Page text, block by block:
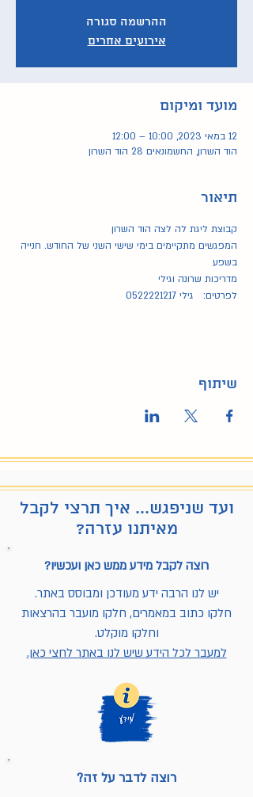
ההרשמה סגורה
אירועים אחרים
מועד ומיקום
12 במאי 2023, 10:00 – 12:00
הוד השרון, החשמונאים 28 הוד השרון
תיאור
קבוצת ליגת לה לצה הוד השרון
המפגשים מתקיימים בימי שישי השני של החודש. חנייה
בשפע
מדריכות שרונה וגילי
לפרטים:   גילי 0522221217
שיתוף
ועד שניפגש... איך תרצי לקבל
מאיתנו עזרה?
רוצה לקבל מידע ממש כאן ועכשיו?
יש לנו הרבה ידע מעודכן ומבוסס באתר.
חלקו כתוב במאמרים, חלקו מועבר בהרצאות
וחלקו מוקלט.
למעבר לכל הידע שיש לנו באתר לחצי כאן.
רוצה לדבר על זה?